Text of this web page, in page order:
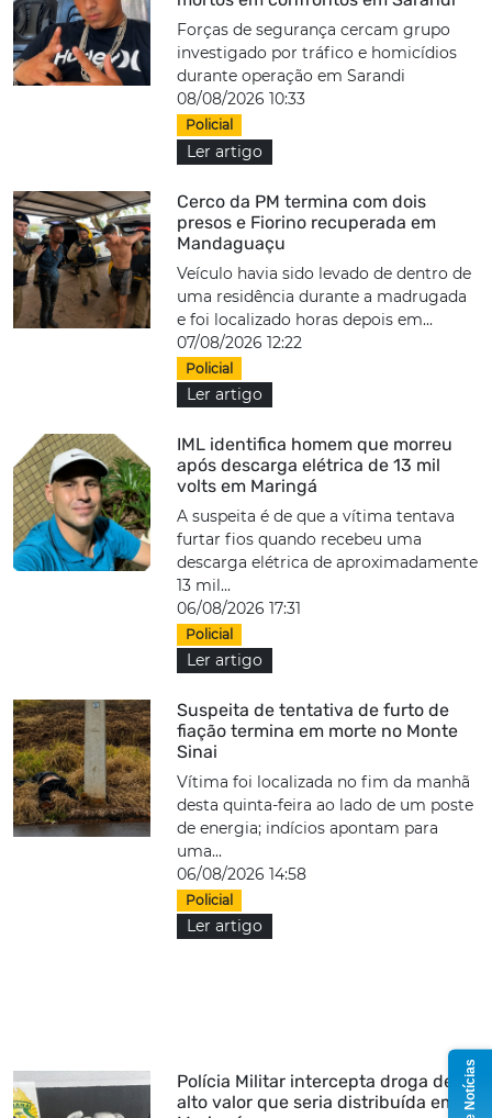
Forças de segurança cercam grupo
investigado por tráfico e homicídios
durante operação em Sarandi
08/08/2026 10:33
Policial
Ler artigo
Cerco da PM termina com dois
presos e Fiorino recuperada em
Mandaguaçu
Veículo havia sido levado de dentro de
uma residência durante a madrugada
e foi localizado horas depois em...
07/08/2026 12:22
Policial
Ler artigo
IML identifica homem que morreu
após descarga elétrica de 13 mil
volts em Maringá
A suspeita é de que a vítima tentava
furtar fios quando recebeu uma
descarga elétrica de aproximadamente
13 mil...
06/08/2026 17:31
Policial
Ler artigo
Suspeita de tentativa de furto de
fiação termina em morte no Monte
Sinai
Vítima foi localizada no fim da manhã
desta quinta-feira ao lado de um poste
de energia; indícios apontam para
uma...
06/08/2026 14:58
Policial
Ler artigo
Polícia Militar intercepta droga de
alto valor que seria distribuída em